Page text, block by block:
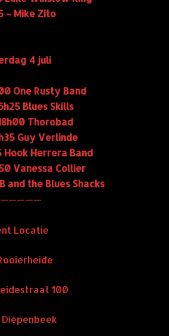
– Mike Zito
4 juli
One Rusty Band
Blues Skills
Thorobad
Guy Verlinde
Hook Herrera Band
Vanessa Collier
and the Blues Shacks
Locatie
100